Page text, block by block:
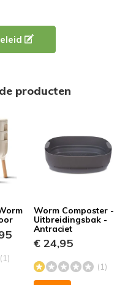
producten
(1)
Worm Composter -
Uitbreidingsbak -
Antraciet
€ 24,95
(1)